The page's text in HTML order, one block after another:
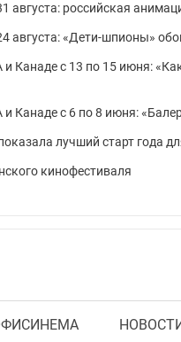
августа: российская
августа: «Дети-шпионы»
Канаде с 13 по 15 июня:
Канаде с 6 по 8 июня:
лучший старт года
кинофестиваля